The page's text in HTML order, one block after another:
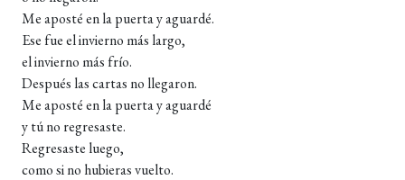
Me aposté en la puerta y aguardé.
Ese fue el invierno más largo,
el invierno más frío.
Después las cartas no llegaron.
Me aposté en la puerta y aguardé
y tú no regresaste.
Regresaste luego,
como si no hubieras vuelto.